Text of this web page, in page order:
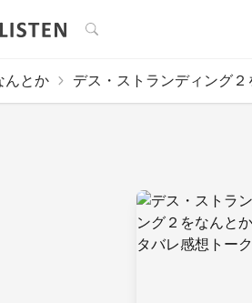
検索
んとか デス・ストランディング２